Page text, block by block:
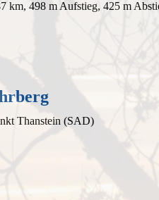
km, 498 m Aufstieg, 425 m
Thanstein (SAD)